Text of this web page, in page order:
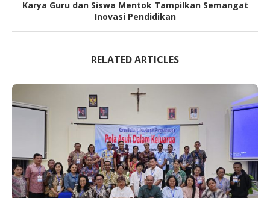
Karya Guru dan Siswa Mentok Tampilkan Semangat
Inovasi Pendidikan
RELATED ARTICLES